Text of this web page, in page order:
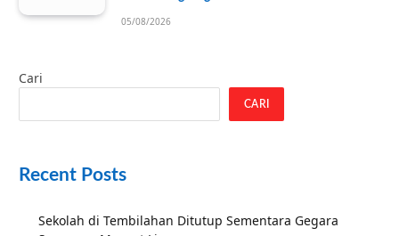
05/08/2026
Cari
CARI
Recent Posts
Sekolah di Tembilahan Ditutup Sementara Gegara